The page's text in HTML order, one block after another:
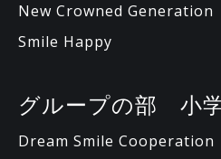
New Crowned Generation
Smile Happy
グループの部 小
Dream Smile Cooperation